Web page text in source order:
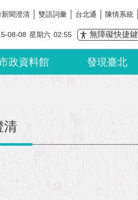
新聞澄清 雙語詞彙 台北通 陳情系統
08-08 星期六 02:55 無障礙快捷鍵
政資料館 發現臺北
清